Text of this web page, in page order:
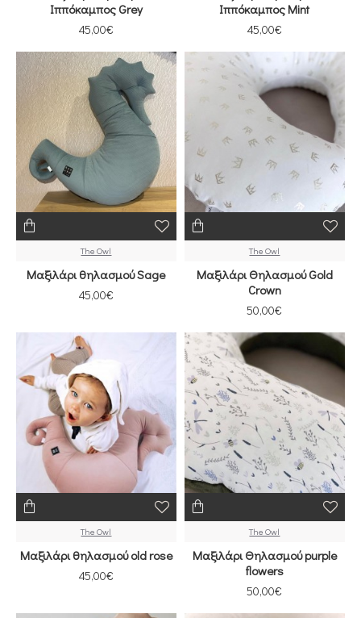
Ιππόκαμπος Grey
45,00€
Ιππόκαμπος Mint
45,00€
The Owl
Μαξιλάρι θηλασμού Sage
45,00€
The Owl
Μαξιλάρι Θηλασμού Gold
Crown
50,00€
The Owl
Μαξιλάρι θηλασμού old rose
45,00€
The Owl
Μαξιλάρι Θηλασμού purple
flowers
50,00€